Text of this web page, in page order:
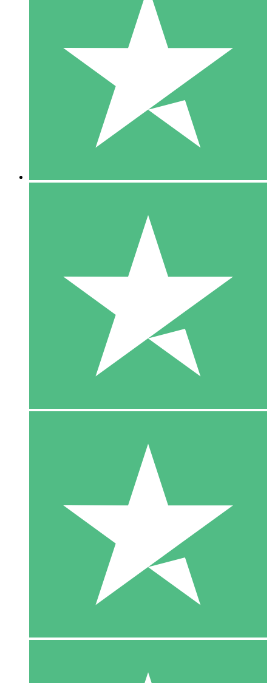
Pacotes de Créditos Individuais
Pague conforme o uso com créditos de download. Sem
1000
10 Downloads
20 00